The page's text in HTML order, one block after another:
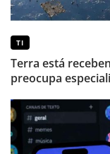
TI
Terra está
preocupa